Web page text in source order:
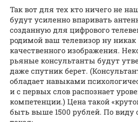
Так вот для тех кто ничего не
будут усиленно впаривать
созданную для цифрового
родимой ваш телевизор ну
качественного изображения.
рьяные консультанты будут
даже спутник берет.
обладает навыками
и с первых слов распознает
компетенции.) Цена такой
быть выше 1500 рублей. По виду